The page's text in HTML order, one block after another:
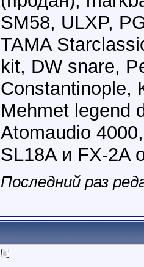
SM58, ULXP,
TAMA
kit, DW snare,
Constantinople,
Mehmet legend
Atomaudio
SL18A и FX-2A
Последний раз